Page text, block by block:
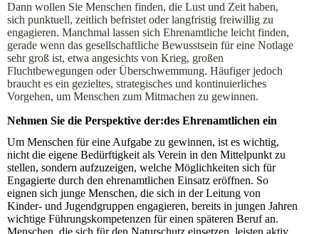
Dann wollen Sie Menschen finden, die Lust und Zeit haben,
sich punktuell, zeitlich befristet oder langfristig freiwillig zu
engagieren. Manchmal lassen sich Ehrenamtliche leicht finden,
gerade wenn das gesellschaftliche Bewusstsein für eine Notlage
sehr groß ist, etwa angesichts von Krieg, großen
Fluchtbewegungen oder Überschwemmung. Häufiger jedoch
braucht es ein gezieltes, strategisches und kontinuierliches
Vorgehen, um Menschen zum Mitmachen zu gewinnen.
Nehmen Sie die Perspektive der:des Ehrenamtlichen ein
Um Menschen für eine Aufgabe zu gewinnen, ist es wichtig,
nicht die eigene Bedürftigkeit als Verein in den Mittelpunkt zu
stellen, sondern aufzuzeigen, welche Möglichkeiten sich für
Engagierte durch den ehrenamtlichen Einsatz eröffnen. So
eignen sich junge Menschen, die sich in der Leitung von
Kinder- und Jugendgruppen engagieren, bereits in jungen Jahren
wichtige Führungskompetenzen für einen späteren Beruf an.
Menschen, die sich für den Naturschutz einsetzen, leisten aktiv